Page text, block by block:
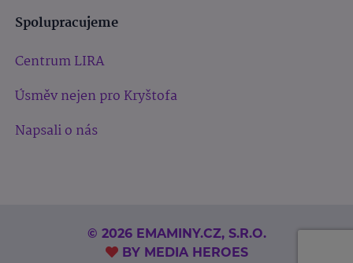
Spolupracujeme
Centrum LIRA
Úsměv nejen pro Kryštofa
Napsali o nás
© 2026 EMAMINY.CZ, S.R.O.
BY MEDIA HEROES